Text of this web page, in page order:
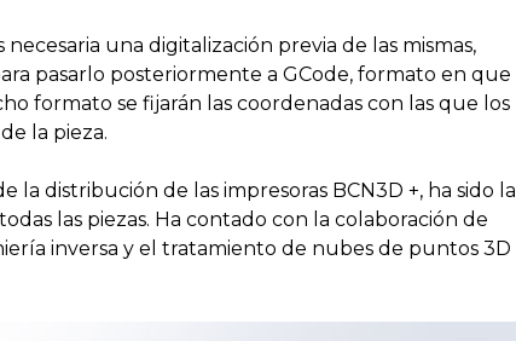
una digitalización previa de las mismas,
pasarlo posteriormente a GCode, formato en que
formato se fijarán las coordenadas con las que los
la pieza.
la distribución de las impresoras BCN3D +, ha sido la
las piezas. Ha contado con la colaboración de
inversa y el tratamiento de nubes de puntos 3D